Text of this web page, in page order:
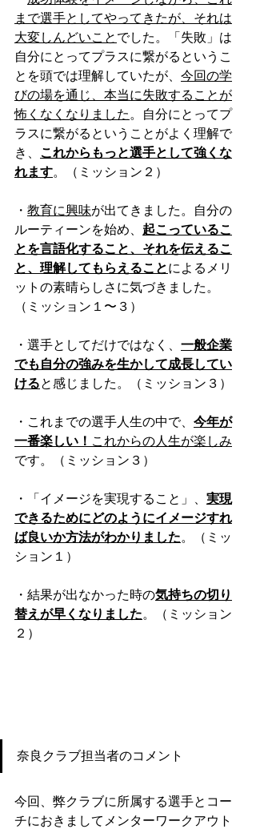
まで選手としてやってきたが、それは
大変しんどいこと でした。「失敗」は
自分にとってプラスに繋がるというこ
とを頭では理解していたが、 今回の学
びの場を通じ、本当に失敗することが
怖くなくなりました 。自分にとってプ
ラスに繋がるということがよく理解で
き、 これからもっと選手として強くな
れます。（ミッション２）
・ 教育に興味が出てきました。自分の
ルーティーンを始め、 起こっているこ
とを言語化すること、それを伝えるこ
と、理解してもらえることによるメリ
ットの素晴らしさに気づきました。
（ミッション１〜３）
・選手としてだけではなく、 一般企業
でも自分の強みを生かして成長してい
けると感じました。（ミッション３）
・これまでの選手人生の中で、 今年が
一番楽しい！ これからの人生が楽しみ
です。（ミッション３）
・「イメージを実現すること」、 実現
できるためにどのようにイメージすれ
ば良いか方法がわかりました。（ミッ
ション１）
・結果が出なかった時の気持ちの切り
替えが早くなりました。（ミッション
２）
奈良クラブ担当者のコメント
今回、弊クラブに所属する選手とコー
チにおきましてメンターワークアウト